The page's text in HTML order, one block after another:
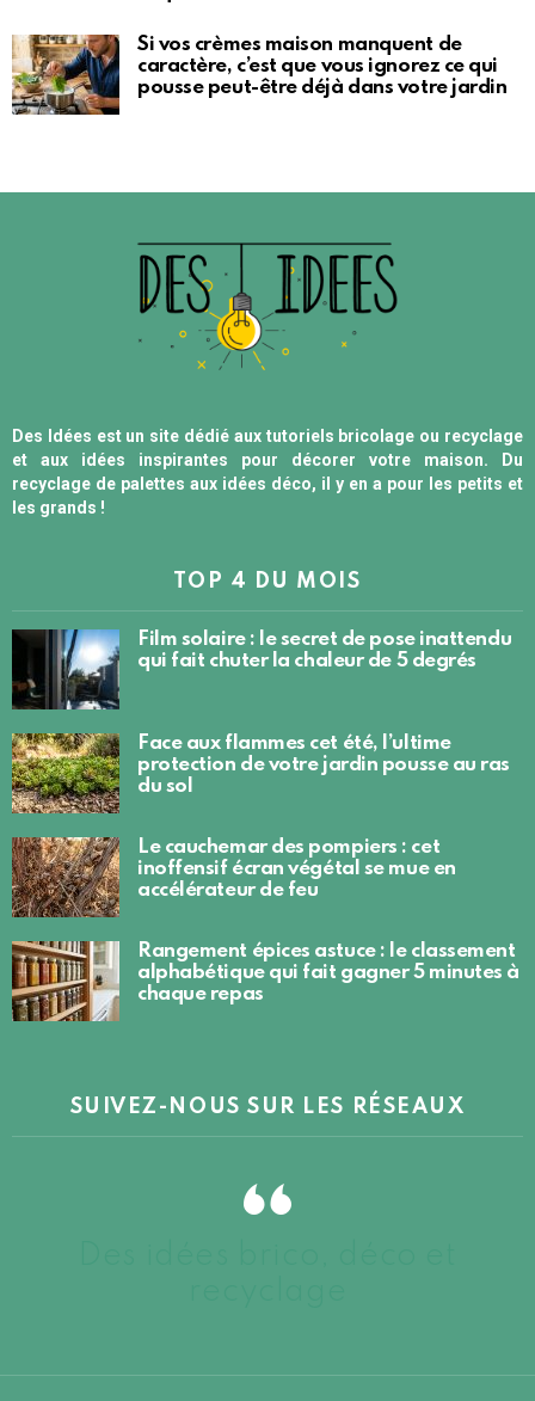
Si vos crèmes maison manquent de
caractère, c’est que vous ignorez ce qui
pousse peut-être déjà dans votre jardin
Des Idées est un site dédié aux tutoriels bricolage ou recyclage
et aux idées inspirantes pour décorer votre maison. Du
recyclage de palettes aux idées déco, il y en a pour les petits et
les grands !
TOP 4 DU MOIS
Film solaire : le secret de pose inattendu
qui fait chuter la chaleur de 5 degrés
Face aux flammes cet été, l’ultime
protection de votre jardin pousse au ras
du sol
Le cauchemar des pompiers : cet
inoffensif écran végétal se mue en
accélérateur de feu
Rangement épices astuce : le classement
alphabétique qui fait gagner 5 minutes à
chaque repas
SUIVEZ-NOUS SUR LES RÉSEAUX